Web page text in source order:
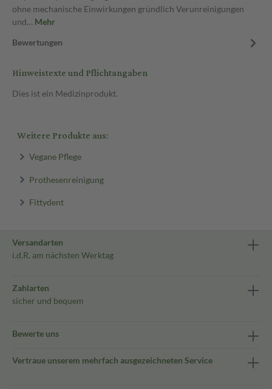
ohne mechanische Einwirkungen gründlich Verunreinigungen
und… Mehr
Bewertungen
Hinweistexte und Pflichtangaben
Dies ist ein Medizinprodukt.
Weitere Produkte aus:
Vegane Pflege
Prothesenreinigung
Fittydent
Versandarten
i.d.R. am nächsten Werktag
Zahlarten
sicher und bequem
Bewerte uns
Vertraue unserem mehrfach ausgezeichneten Service